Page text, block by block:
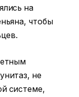
на
чтобы
не
системе,